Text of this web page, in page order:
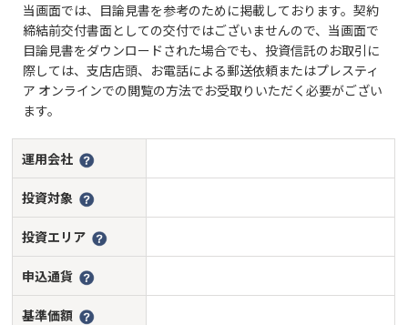
当画面では、目論見書を参考のために掲載しております。契約
締結前交付書面としての交付ではございませんので、当画面で
目論見書をダウンロードされた場合でも、投資信託のお取引に
際しては、支店店頭、お電話による郵送依頼またはプレスティ
ア オンラインでの閲覧の方法でお受取りいただく必要がござい
ます。
運用会社
投資対象
投資エリア
申込通貨
基準価額